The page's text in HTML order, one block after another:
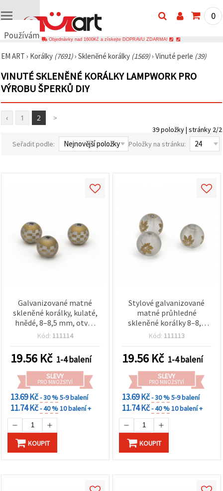
Používáme
🍪
cookies a
podobné
technologie,
správné
fungování
zlepšili vaše
prostředí
s vaším
obsah a
reklamu, a
Můžete
souhlasit s
použitím
všech
"Přijmout
můžete
uvést své
preference v
Nastavení
výběrem
cookies a
kliknutím
na tlačítko
"Uložit"
0
Objednávky nad 1600Kč a získejte DOPRAVU ZDARMA!
EM ART › Korálky (7691)› Skleněné korálky (1569)› Vinuté perle (39)
VINUTÉ SKLENĚNÉ KORÁLKY LAMPWORK PRO
VÝROBU ŠPERKŮ DIY
‹ 1 2 >
39 položky | stránky 2/2
Seřadit podle:
Položky na stránku:
Galvanizované matné
skleněné korálky, kulaté,
hnědé, 8–8,5 mm, otvor
1,5 mm – 5 ks
Kód: 111114
19.56 Kč 1-4 balení
SLEVY
PRO MNOŽSTVÍ
13.69 Kč- 30 %5-9 balení
11.74 Kč- 40 %10 balení +
KOUPIT
Stylové galvanizované
matné průhledné
skleněné korálky 8–8,5
mm, otvor 1,5 mm –
korálkování a DIY tvoření
– balení 5 ks
Kód: 111113
19.56 Kč 1-4 balení
SLEVY
PRO MNOŽSTVÍ
13.69 Kč- 30 %5-9 balení
11.74 Kč- 40 %10 balení +
KOUPIT